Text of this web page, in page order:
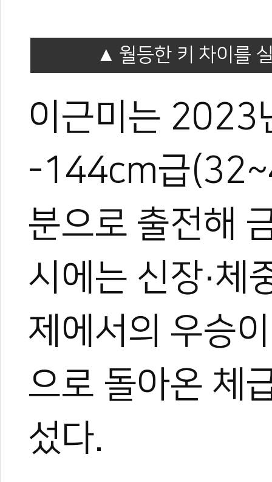
월등한 키 차이를
이근미는 2023
-144cm급
분으로 출전해
시에는 신장·체
제에서의 우승
으로 돌아온 체
섰다.
#유소년 #카뎃 #세계태권도카뎃선수권 #세계유소년선수권
#푸자이라